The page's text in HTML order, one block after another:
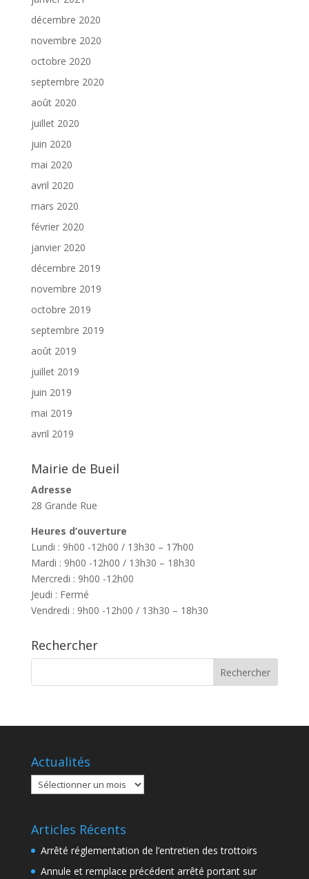
décembre 2020
novembre 2020
octobre 2020
septembre 2020
août 2020
juillet 2020
juin 2020
mai 2020
avril 2020
mars 2020
février 2020
janvier 2020
décembre 2019
novembre 2019
octobre 2019
septembre 2019
août 2019
juillet 2019
juin 2019
mai 2019
avril 2019
Mairie de Bueil
Adresse
28 Grande Rue
Heures d’ouverture
Lundi : 9h00 -12h00 / 13h30 – 17h00
Mardi : 9h00 -12h00 / 13h30 – 18h30
Mercredi : 9h00 -12h00
Jeudi : Fermé
Vendredi : 9h00 -12h00 / 13h30 – 18h30
Rechercher
Actualités
Actualités
Articles Récents
Arrêté réglementation de l’entretien des trottoirs
Annule et remplace précédent arrêté portant sur